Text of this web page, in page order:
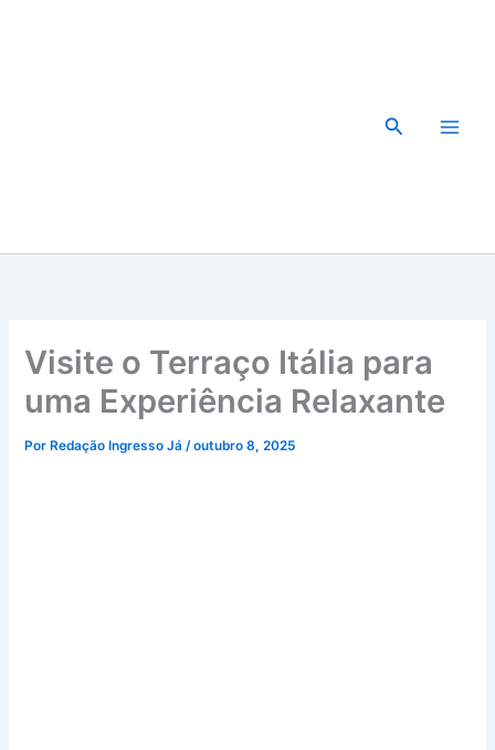
Pesquisar
Visite o Terraço Itália para
uma Experiência Relaxante
Por Redação Ingresso Já/outubro 8, 2025